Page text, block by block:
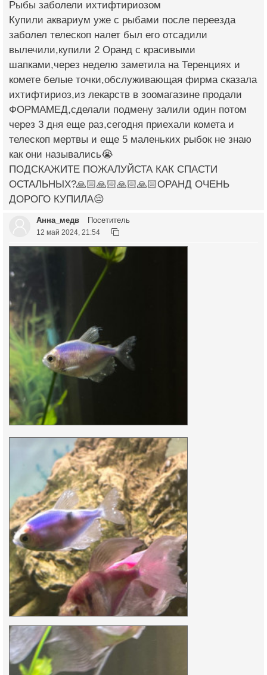
Рыбы заболели ихтифтириозом
Купили аквариум уже с рыбами после переезда
заболел телескоп налет был его отсадили
вылечили,купили 2 Оранд с красивыми
шапками,через неделю заметила на Теренциях и
комете белые точки,обслуживающая фирма сказала
ихтифтириоз,из лекарств в зоомагазине продали
ФОРМАМЕД,сделали подмену залили один потом
через 3 дня еще раз,сегодня приехали комета и
телескоп мертвы и еще 5 маленьких рыбок не знаю
как они назывались😭
ПОДСКАЖИТЕ ПОЖАЛУЙСТА КАК СПАСТИ
ОСТАЛЬНЫХ?🙏🏻🙏🏻🙏🏻🙏🏻ОРАНД ОЧЕНЬ
ДОРОГО КУПИЛА😔
Анна_медв Посетитель
12 май 2024, 21:54